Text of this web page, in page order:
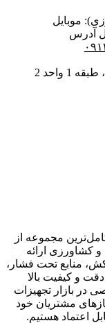
موبایل
آدرس
۱۴
مجموعه از
کشاورزی ارائه
منابع تحت فشار،
و کیفیت بالا
در بازار تجهیزات
مشتریان خود
اعتماد هستیم.